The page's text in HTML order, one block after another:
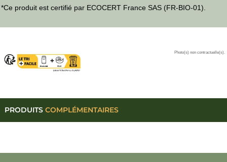
*Ce produit est certifié par ECOCERT France SAS (FR-BIO-01).
Photo(s) non contractuelle(s).
PRODUITS COMPLÉMENTAIRES